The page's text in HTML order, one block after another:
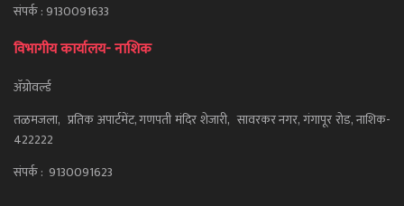
संपर्क : 9130091633
विभागीय कार्यालय- नाशिक
ॲग्रोवर्ल्ड
तळमजला, प्रतिक अपार्टमेंट, गणपती मंदिर शेजारी, सावरकर नगर, गंगापूर रोड, नाशिक-
422222
संपर्क : 9130091623